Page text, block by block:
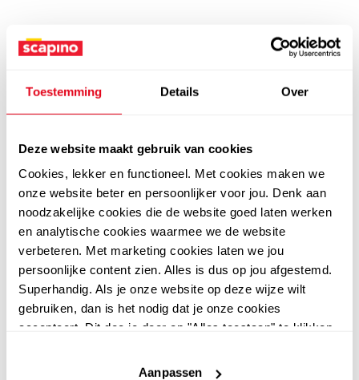
Toestemming Details Over
Deze website maakt gebruik van cookies
Cookies, lekker en functioneel. Met cookies maken we
onze website beter en persoonlijker voor jou. Denk aan
noodzakelijke cookies die de website goed laten werken
en analytische cookies waarmee we de website
verbeteren. Met marketing cookies laten we jou
persoonlijke content zien. Alles is dus op jou afgestemd.
Superhandig. Als je onze website op deze wijze wilt
gebruiken, dan is het nodig dat je onze cookies
accepteert. Dit doe je door op "Alles toestaan" te klikken.
website niet optimaal functioneert.
Aanpassen